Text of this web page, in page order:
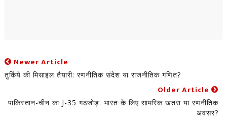
Newer Article
तुर्किये की मिसाइल तैयारी: रणनीतिक संदेश या राजनीतिक गणित?
Older Article
पाकिस्तान-चीन का J-35 गठजोड़: भारत के लिए सामरिक खतरा या रणनीतिक
अवसर?